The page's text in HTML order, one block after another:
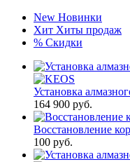
New Новинки
Хит Хиты продаж
% Скидки
Установка
164 900 руб.
Восстановление
100 руб.